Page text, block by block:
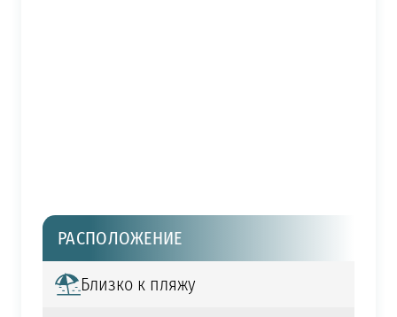
РАСПОЛОЖЕНИЕ
Близко к пляжу